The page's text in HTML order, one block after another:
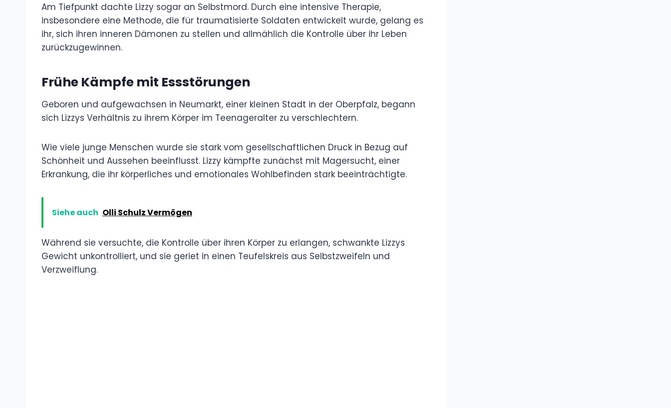
Am Tiefpunkt dachte Lizzy sogar an Selbstmord. Durch eine intensive Therapie,
insbesondere eine Methode, die für traumatisierte Soldaten entwickelt wurde, gelang es
ihr, sich ihren inneren Dämonen zu stellen und allmählich die Kontrolle über ihr Leben
zurückzugewinnen.
Frühe Kämpfe mit Essstörungen
Geboren und aufgewachsen in Neumarkt, einer kleinen Stadt in der Oberpfalz, begann
sich Lizzys Verhältnis zu ihrem Körper im Teenageralter zu verschlechtern.
Wie viele junge Menschen wurde sie stark vom gesellschaftlichen Druck in Bezug auf
Schönheit und Aussehen beeinflusst. Lizzy kämpfte zunächst mit Magersucht, einer
Erkrankung, die ihr körperliches und emotionales Wohlbefinden stark beeinträchtigte.
Siehe auch Olli Schulz Vermögen
Während sie versuchte, die Kontrolle über ihren Körper zu erlangen, schwankte Lizzys
Gewicht unkontrolliert, und sie geriet in einen Teufelskreis aus Selbstzweifeln und
Verzweiflung.